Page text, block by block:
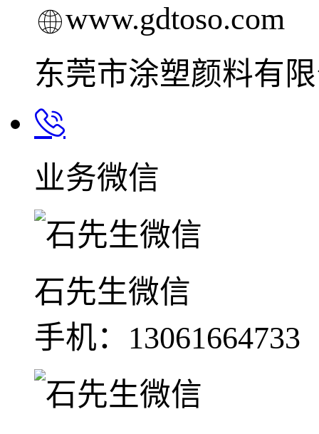
www.gdtoso.com
东莞市涂塑颜料有
业务微信
石先生微信
手机：13061664733